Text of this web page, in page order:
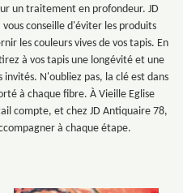
un traitement en profondeur. JD
conseille d'éviter les produits
les couleurs vives de vos tapis. En
à vos tapis une longévité et une
N'oubliez pas, la clé est dans
à chaque fibre. À Vieille Eglise
compte, et chez JD Antiquaire 78,
à chaque étape.